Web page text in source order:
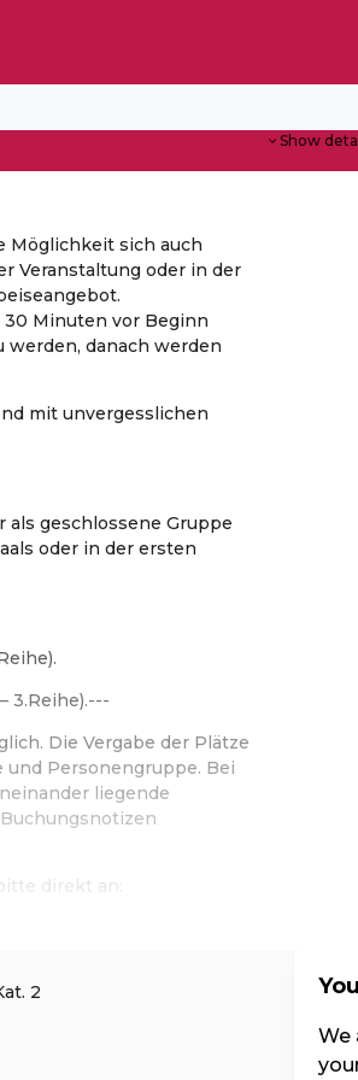
Show
Möglichkeit sich auch
Veranstaltung oder in der
Minuten vor Beginn
danach werden
mit unvergesslichen
als geschlossene Gruppe
oder in der ersten
3.Reihe).---
Die Vergabe der Plätze
Personengruppe. Bei
liegende
direkt an:
2
We